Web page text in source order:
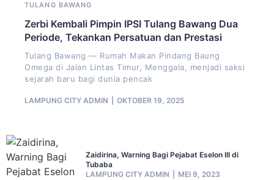
TULANG BAWANG
Zerbi Kembali Pimpin IPSI Tulang Bawang Dua
Periode, Tekankan Persatuan dan Prestasi
Tulang Bawang — Rumah Makan Pindang Baung
Omega di Jalan Lintas Timur, Menggala, menjadi saksi
sejarah baru bagi dunia pencak
LAMPUNG CITY ADMIN OKTOBER 19, 2025
Zaidirina, Warning Bagi Pejabat Eselon III di
Tubaba
LAMPUNG CITY ADMIN
MEI 9, 2023